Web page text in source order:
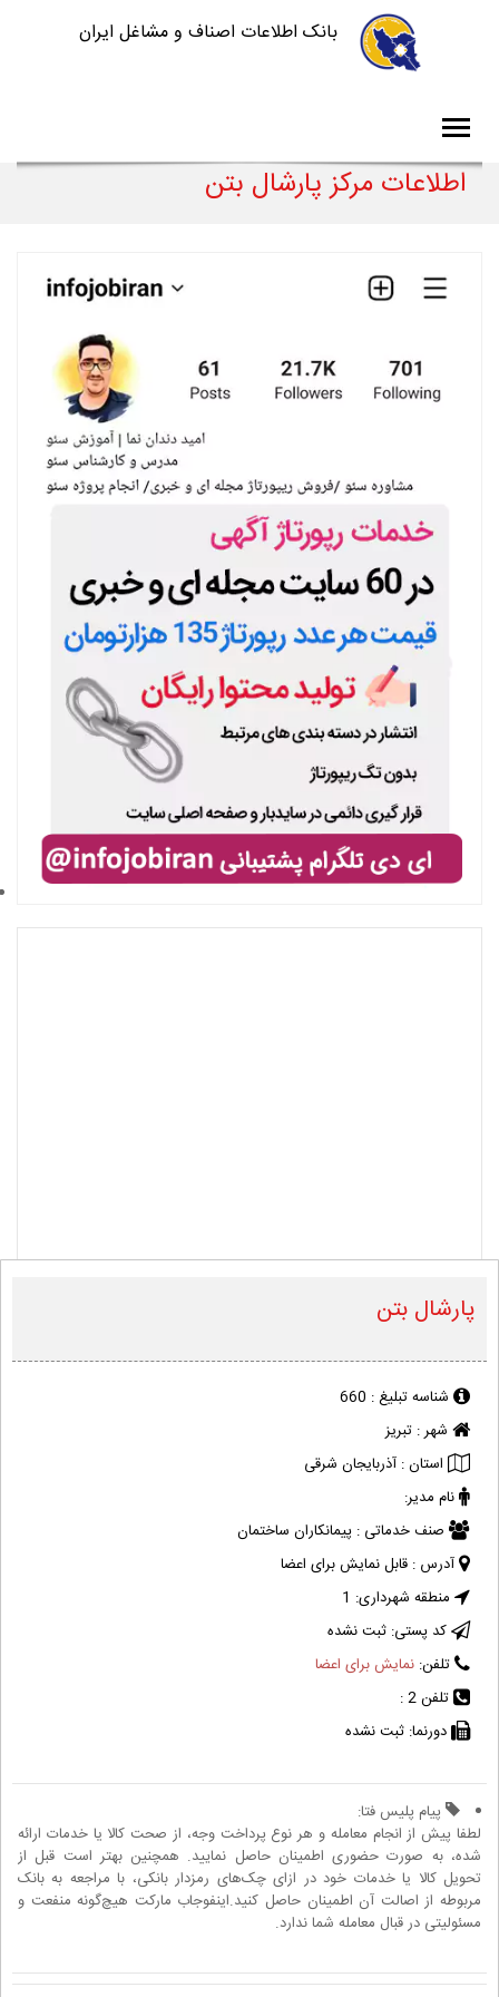
بانک اطلاعات اصناف و مشاغل ایران
اطلاعات مرکز پارشال بتن
پارشال بتن
شناسه تبلیغ : 660
شهر : تبریز
استان : آذربایجان شرقی
نام مدیر:
صنف خدماتی : پیمانکاران ساختمان
آدرس : قابل نمایش برای اعضا
منطقه شهرداری: 1
کد پستی: ثبت نشده
تلفن: نمایش برای اعضا
تلفن 2 :
دورنما: ثبت نشده
پیام پلیس فتا:
لطفا پیش از انجام معامله و هر نوع پرداخت وجه، از صحت کالا یا خدمات ارائه
شده، به صورت حضوری اطمینان حاصل نمایید. همچنین بهتر است قبل از
تحویل کالا یا خدمات خود در ازای چک‌های رمزدار بانکی، با مراجعه به بانک
مربوطه از اصالت آن اطمینان حاصل کنید.اینفوجاب مارکت هیچ‌گونه منفعت و
مسئولیتی در قبال معامله شما ندارد.